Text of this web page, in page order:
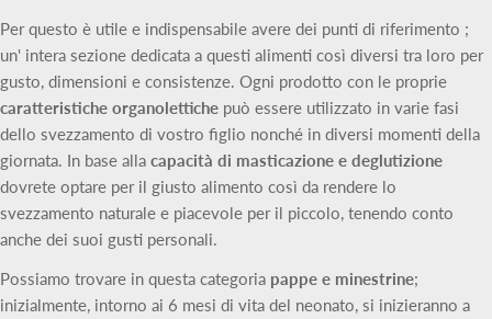
Per questo è utile e indispensabile avere dei punti di riferimento ;
un' intera sezione dedicata a questi alimenti così diversi tra loro per
gusto, dimensioni e consistenze. Ogni prodotto con le proprie
caratteristiche organolettiche può essere utilizzato in varie fasi
dello svezzamento di vostro figlio nonché in diversi momenti della
giornata. In base alla capacità di masticazione e deglutizione
dovrete optare per il giusto alimento così da rendere lo
svezzamento naturale e piacevole per il piccolo, tenendo conto
anche dei suoi gusti personali.
Possiamo trovare in questa categoria pappe e minestrine;
inizialmente, intorno ai 6 mesi di vita del neonato, si inizieranno a